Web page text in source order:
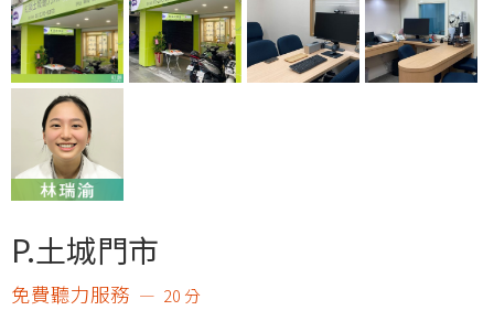
P.土城門市
免費聽力服務 20 分